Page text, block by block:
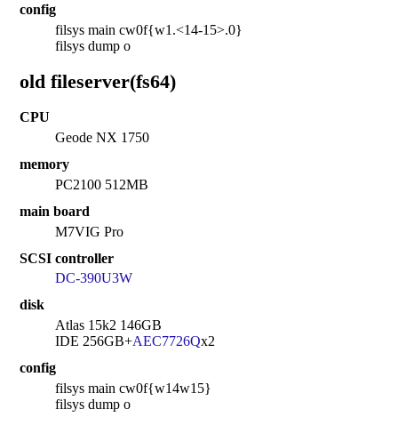
config
filsys main cw0f{w1.<14-15>.0}
filsys dump o
old fileserver(fs64)
CPU
Geode NX 1750
memory
PC2100 512MB
main board
M7VIG Pro
SCSI controller
DC-390U3W
disk
Atlas 15k2 146GB
IDE 256GB+AEC7726Qx2
config
filsys main cw0f{w14w15}
filsys dump o